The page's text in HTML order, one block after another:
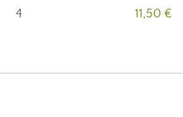
4 11,50 €